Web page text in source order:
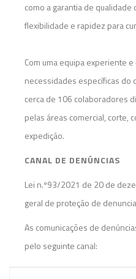
como a garantia de
flexibilidade e rapidez para
Com uma equipa experiente
necessidades específicas do
cerca de 106 colaboradores
pelas áreas comercial, corte,
expedição.
CANAL DE DENÚNCIAS
Lei n.º93/2021 de 20 de
geral de proteção de
As comunicações de
pelo seguinte canal:
E-mail: